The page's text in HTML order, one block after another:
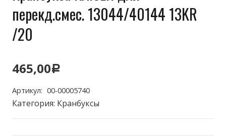
перекд.смес. 13044/40144 13KR
/20
465,00Р
Артикул: 00-00005740
Категория: Кранбуксы